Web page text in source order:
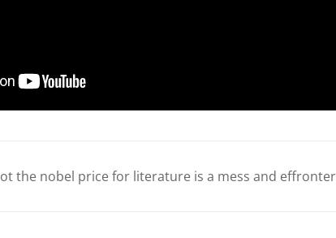
the nobel price for literature is a mess and